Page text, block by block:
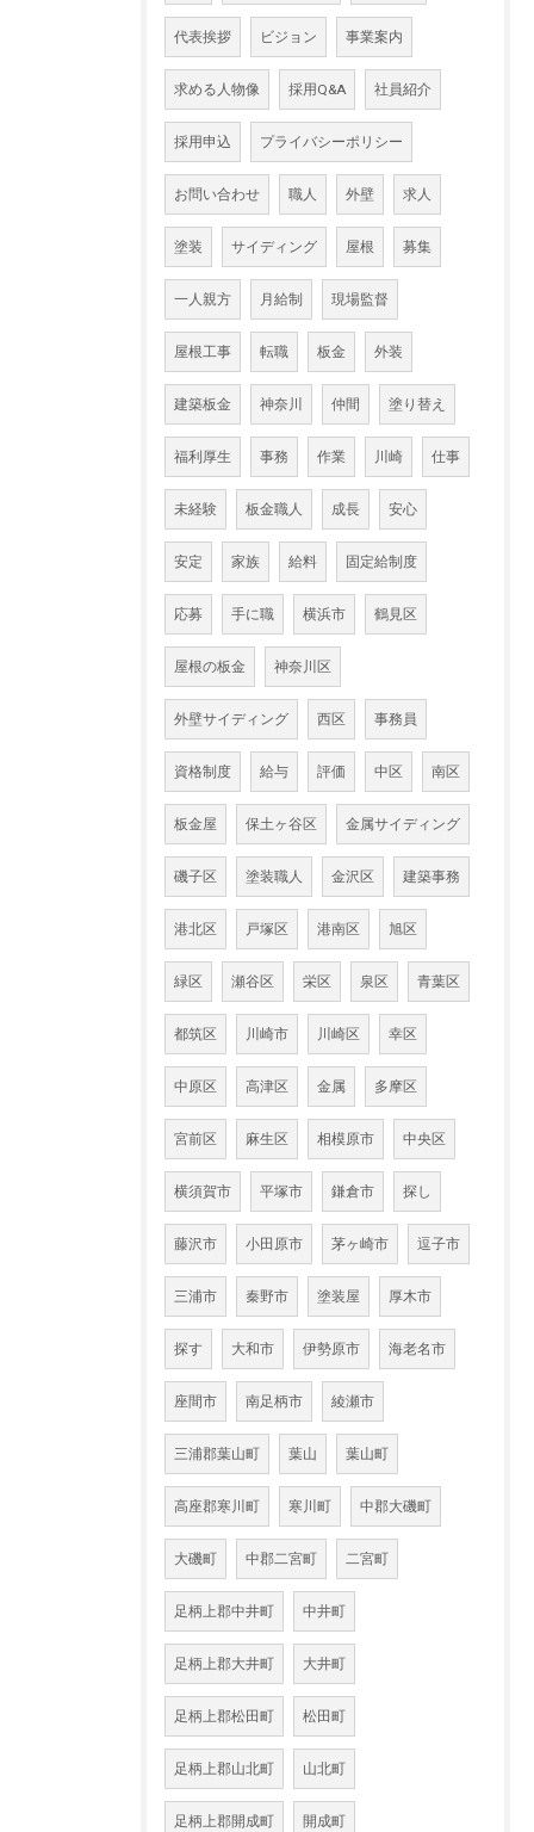
代表挨拶 ビジョン 事業案内
求める人物像 採用Q&A 社員紹介
採用申込 プライバシーポリシー
お問い合わせ 職人 外壁 求人
塗装 サイディング 屋根 募集
一人親方 月給制 現場監督
屋根工事 転職 板金 外装
建築板金 神奈川 仲間 塗り替え
福利厚生 事務 作業 川崎 仕事
未経験 板金職人 成長 安心
安定 家族 給料 固定給制度
応募 手に職 横浜市 鶴見区
屋根の板金 神奈川区
外壁サイディング 西区 事務員
資格制度 給与 評価 中区 南区
板金屋 保土ヶ谷区 金属サイディング
磯子区 塗装職人 金沢区 建築事務
港北区 戸塚区 港南区 旭区
緑区 瀬谷区 栄区 泉区 青葉区
都筑区 川崎市 川崎区 幸区
中原区 高津区 金属 多摩区
宮前区 麻生区 相模原市 中央区
横須賀市 平塚市 鎌倉市 探し
藤沢市 小田原市 茅ヶ崎市 逗子市
三浦市 秦野市 塗装屋 厚木市
探す 大和市 伊勢原市 海老名市
座間市 南足柄市 綾瀬市
三浦郡葉山町 葉山 葉山町
高座郡寒川町 寒川町 中郡大磯町
大磯町 中郡二宮町 二宮町
足柄上郡中井町 中井町
足柄上郡大井町 大井町
足柄上郡松田町 松田町
足柄上郡山北町 山北町
足柄上郡開成町 開成町